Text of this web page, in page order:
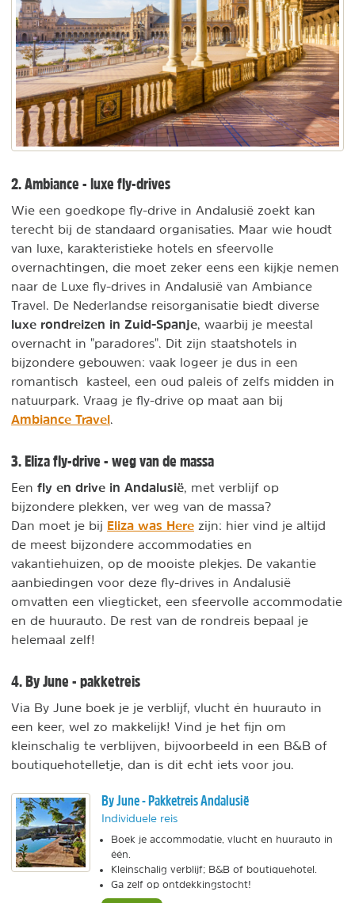
2. Ambiance - luxe fly-drives
Wie een goedkope fly-drive in Andalusië zoekt kan
terecht bij de standaard organisaties. Maar wie houdt
van luxe, karakteristieke hotels en sfeervolle
overnachtingen, die moet zeker eens een kijkje nemen
naar de Luxe fly-drives in Andalusië van Ambiance
Travel. De Nederlandse reisorganisatie biedt diverse
luxe rondreizen in Zuid-Spanje, waarbij je meestal
overnacht in "paradores". Dit zijn staatshotels in
bijzondere gebouwen: vaak logeer je dus in een
romantisch kasteel, een oud paleis of zelfs midden in
natuurpark. Vraag je fly-drive op maat aan bij
Ambiance Travel.
3. Eliza fly-drive - weg van de massa
Een fly en drive in Andalusië, met verblijf op
bijzondere plekken, ver weg van de massa?
Dan moet je bij Eliza was Here zijn: hier vind je altijd
de meest bijzondere accommodaties en
vakantiehuizen, op de mooiste plekjes. De vakantie
aanbiedingen voor deze fly-drives in Andalusië
omvatten een vliegticket, een sfeervolle accommodatie
en de huurauto. De rest van de rondreis bepaal je
helemaal zelf!
4. By June - pakketreis
Via By June boek je je verblijf, vlucht én huurauto in
een keer, wel zo makkelijk! Vind je het fijn om
kleinschalig te verblijven, bijvoorbeeld in een B&B of
boutiquehotelletje, dan is dit echt iets voor jou.
By June - Pakketreis Andalusië
Individuele reis
Boek je accommodatie, vlucht en huurauto in
één.
Kleinschalig verblijf; B&B of boutiquehotel.
Ga zelf op ontdekkingstocht!